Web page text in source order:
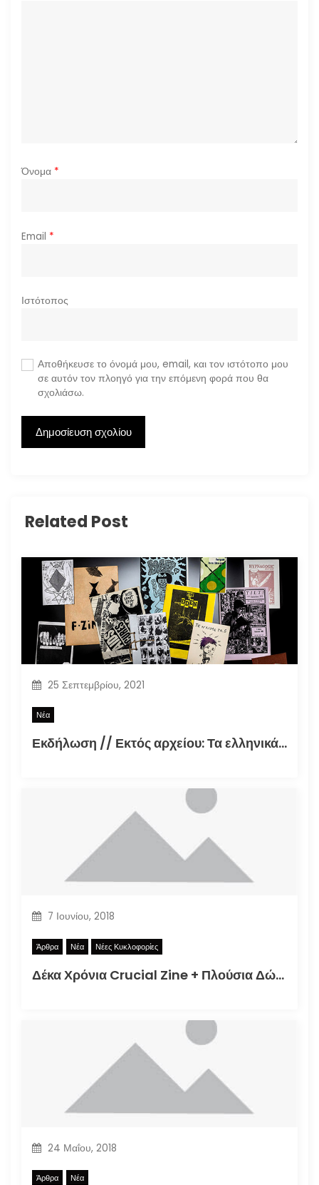
Όνομα *
Email *
Ιστότοπος
Αποθήκευσε το όνομά μου, email, και τον ιστότοπο μου
σε αυτόν τον πλοηγό για την επόμενη φορά που θα
σχολιάσω.
Related Post
25 Σεπτεμβρίου, 2021
Νέα
Εκδήλωση // Εκτός αρχείου: Τα ελληνικά φανζίν στην εποχή της τεκμηρίωσης (30.09.2021)
7 Ιουνίου, 2018
Άρθρα Νέα Νέες Κυκλοφορίες
Δέκα Χρόνια Crucial Zine + Πλούσια Δώρα!
24 Μαΐου, 2018
Άρθρα Νέα